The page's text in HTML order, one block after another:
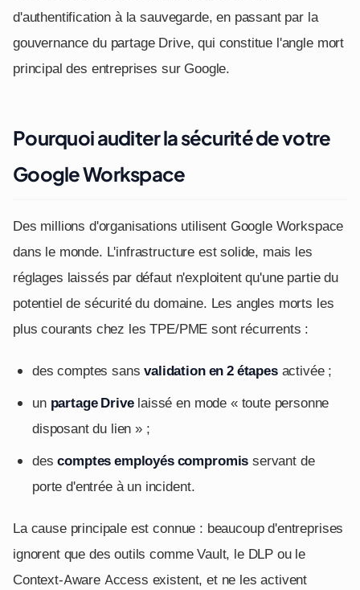
d'authentification à la sauvegarde, en passant par la
gouvernance du partage Drive, qui constitue l'angle mort
principal des entreprises sur Google.
Pourquoi auditer la sécurité de votre
Google Workspace
Des millions d'organisations utilisent Google Workspace
dans le monde. L'infrastructure est solide, mais les
réglages laissés par défaut n'exploitent qu'une partie du
potentiel de sécurité du domaine. Les angles morts les
plus courants chez les TPE/PME sont récurrents :
des comptes sansvalidation en 2 étapesactivée ;
un partage Drivelaissé en mode « toute personne
disposant du lien » ;
descomptes employés compromis servant de
porte d'entrée à un incident.
La cause principale est connue : beaucoup d'entreprises
ignorent que des outils comme Vault, le DLP ou le
Context-Aware Access existent, et ne les activent